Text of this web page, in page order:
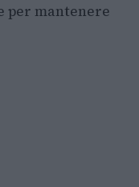
per mantenere